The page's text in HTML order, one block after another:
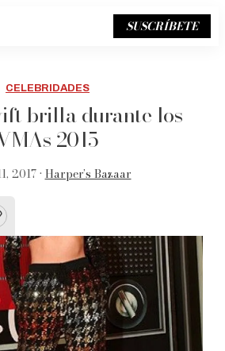
SUSCRÍBETE
CELEBRIDADES
brilla durante los
2015
2017 • Harper’s Bazaar